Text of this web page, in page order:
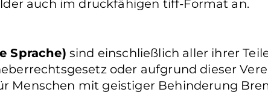
auch im druckfähigen tiff-Format an.
Sprache) sind einschließlich aller ihrer
oder aufgrund dieser
Menschen mit geistiger Behinderung